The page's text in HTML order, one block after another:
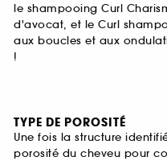
le shampooing Curl
d'avocat, et le Curl
aux boucles et aux
!
TYPE DE POROSITÉ
Une fois la structure
porosité du cheveu pour